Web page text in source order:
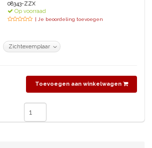
08343-ZZX
Op voorraad
| Je beoordeling toevoegen
Toevoegen aan winkelwagen